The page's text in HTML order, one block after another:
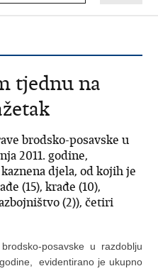
tjednu na
brodsko-posavske u
2011. godine,
djela, od kojih je
(15), krađe (10),
(2)), četiri
posavske u razdoblju
evidentirano je ukupno